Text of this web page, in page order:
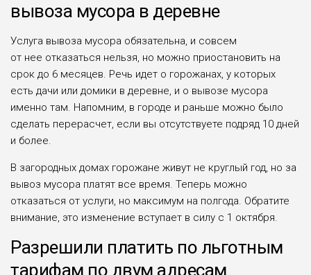
вывоза мусора в деревне
Услуга вывоза мусора обязательна, и совсем
от нее отказаться нельзя, но можно приостановить на
срок до 6 месяцев. Речь идет о горожанах, у которых
есть дачи или домики в деревне, и о вывозе мусора
именно там. Напомним, в городе и раньше можно было
сделать перерасчет, если вы отсутствуете подряд 10 дней
и более.
В загородных домах горожане живут не круглый год, но за
вывоз мусора платят все время. Теперь можно
отказаться от услуги, но максимум на полгода. Обратите
внимание, это изменение вступает в силу с 1 октября.
Разрешили платить по льготным
тарифам по двум адресам